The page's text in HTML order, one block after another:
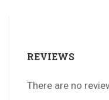
REVIEWS
There are no